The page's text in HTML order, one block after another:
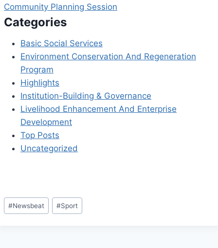
Community Planning Session
Categories
Basic Social Services
Environment Conservation And Regeneration
Program
Highlights
Institution-Building & Governance
Livelihood Enhancement And Enterprise
Development
Top Posts
Uncategorized
Post
Tags:
#Newsbeat #Sport